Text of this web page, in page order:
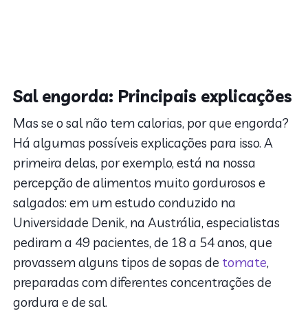
Sal engorda: Principais explicações
Mas se o sal não tem calorias, por que engorda?
Há algumas possíveis explicações para isso. A
primeira delas, por exemplo, está na nossa
percepção de alimentos muito gordurosos e
salgados: em um estudo conduzido na
Universidade Denik, na Austrália, especialistas
pediram a 49 pacientes, de 18 a 54 anos, que
provassem alguns tipos de sopas de tomate,
preparadas com diferentes concentrações de
gordura e de sal.